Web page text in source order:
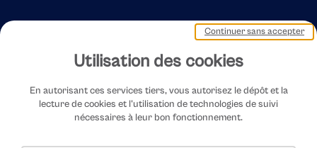
Utilisation des cookies
En autorisant ces services tiers, vous autorisez le dépôt et la
lecture de cookies et l'utilisation de technologies de suivi
nécessaires à leur bon fonctionnement.
Continuer sans accepter